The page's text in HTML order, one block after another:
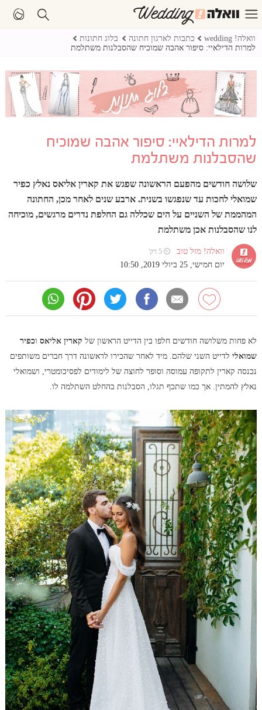
וואלה! wedding כתבות לארגון חתונה
בלוג חתונות
למרות הדילאיי: סיפור אהבה שמוכיח שהסבלנות משתלמת
למרות הדילאיי: סיפור אהבה שמוכיח
שהסבלנות משתלמת
שלושה חודשים מהפעם הראשונה שפגש את קארין אליאס נאלץ כפיר
שמואלי לחכות עד שנפגשו בשנית. ארבע שנים לאחר מכן, החתונה
המהממת של השניים על הים שכללה גם החלפת נדרים מרגשים, מוכיחה
לנו שהסבלנות אכן משתלמת
וואלה! מזל טוב ⏲ 5 דק'
יום חמישי, 25 ביולי 2019, 10:50
לא פחות משלושה חודשים חלפו בין הדייט הראשון של קארין אליאסוכפיר
שמואלילדייט השני שלהם. מיד לאחר שהכירו לראשונה דרך חברים משותפים
נכנסה קארין לתקופה עמוסה וסופר לחוצה של לימודים לפסיכומטרי, ושמואלי
נאלץ להמתין. אך כמו שתכף תגלו, הסבלנות בהחלט השתלמה לו.